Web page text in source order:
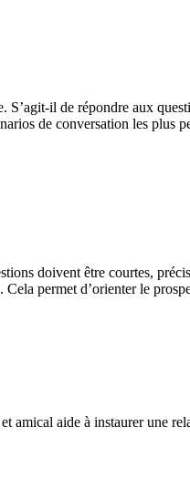
il de répondre aux
de conversation les
doivent être courtes,
permet d’orienter le
aide à instaurer une